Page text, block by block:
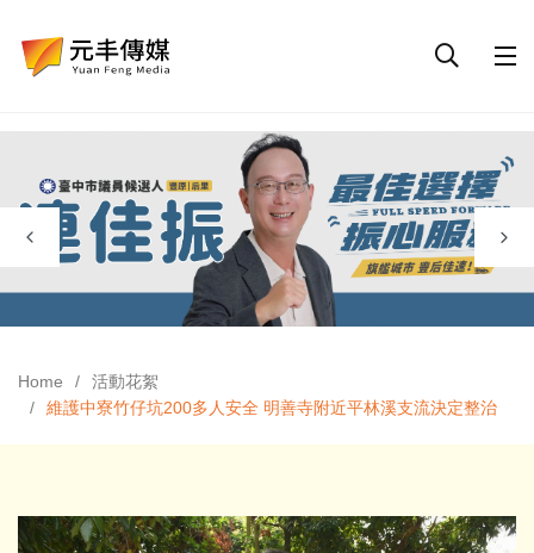
Home
活動花絮
維護中寮竹仔坑200多人安全 明善寺附近平林溪支流決定整治